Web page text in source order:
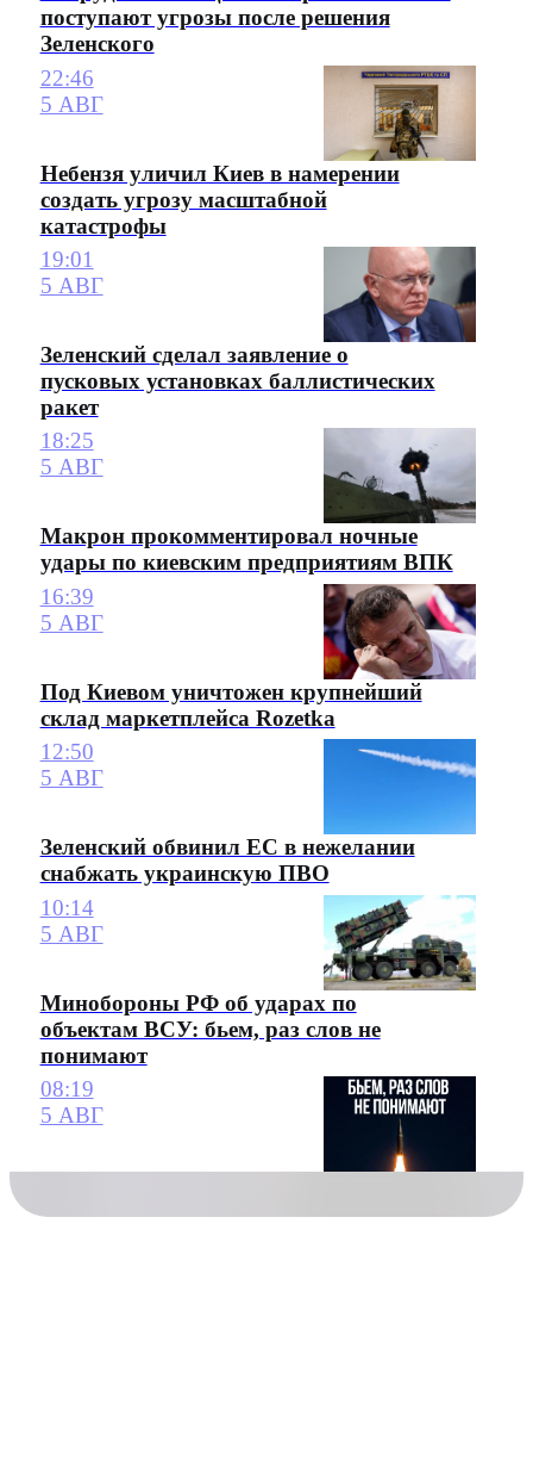
поступают угрозы после решения
Зеленского
22:46
5 АВГ
Небензя уличил Киев в намерении
создать угрозу масштабной
катастрофы
19:01
5 АВГ
Зеленский сделал заявление о
пусковых установках баллистических
ракет
18:25
5 АВГ
Макрон прокомментировал ночные
удары по киевским предприятиям ВПК
16:39
5 АВГ
Под Киевом уничтожен крупнейший
склад маркетплейса Rozetka
12:50
5 АВГ
Зеленский обвинил ЕС в нежелании
снабжать украинскую ПВО
10:14
5 АВГ
Минобороны РФ об ударах по
объектам ВСУ: бьем, раз слов не
понимают
08:19
5 АВГ